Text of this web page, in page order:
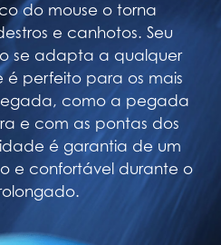
do mouse o torna
e canhotos. Seu
se adapta a qualquer
perfeito para os mais
como a pegada
e com as pontas dos
é garantia de um
e confortável durante o